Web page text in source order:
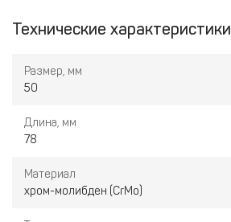
Технические характеристики
Размер, мм
50
Длина, мм
78
Материал
хром-молибден (CrMo)